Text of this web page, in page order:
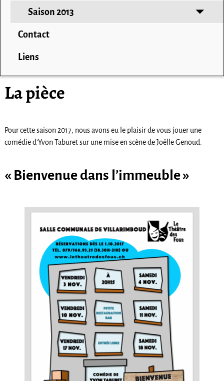
Saison 2013
Contact
Liens
La pièce
Pour cette saison 2017, nous avons eu le plaisir de vous jouer une
comédie d’Yvon Taburet sur une mise en scène de Joëlle Genoud.
« Bienvenue dans l’immeuble »